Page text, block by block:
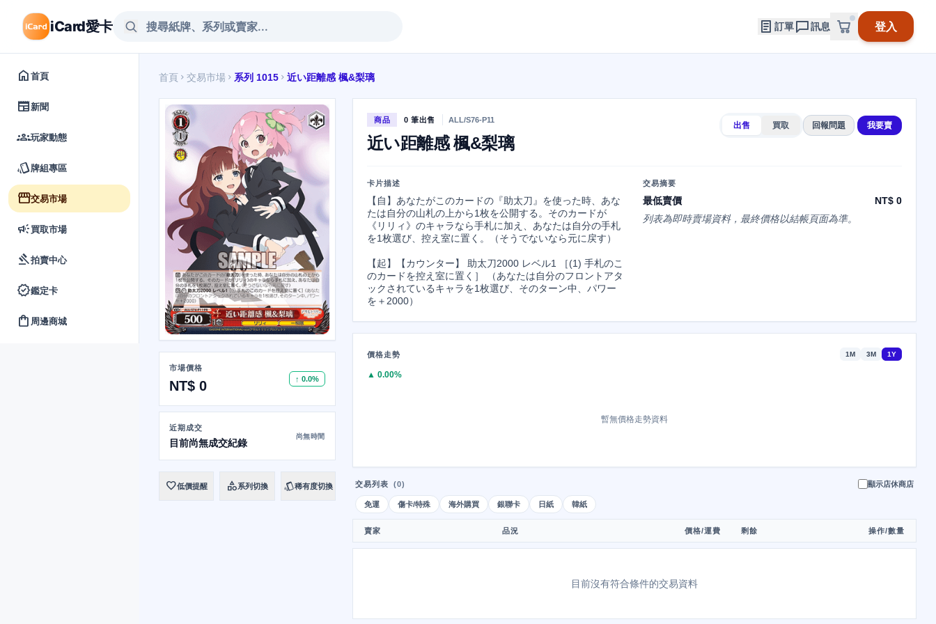
iCard愛卡 訂單 訊息 登入
home首頁
newspaper新聞
groups玩家動態
style牌組專區
storefront交易市場
campaign買取市場
gavel拍賣中心
verified鑑定卡
shopping_bag 周邊商城
首頁 chevron_right 交易市場 chevron_right 系列 1015 chevron_right 近い距離感 楓&梨璃
市場價格
NT$ 0 ↑ 0.0%
近期成交
目前尚無成交紀錄
尚無時間
favorite低價提醒 category系列切換 style稀有度切換
商品 0 筆出售 ALL/S76-P11
近い距離感 楓&梨璃
出售 買取 回報問題 我要賣
卡片描述
【自】あなたがこのカードの『助太刀』を使った時、あな
たは自分の山札の上から1枚を公開する。そのカードが
《リリィ》のキャラなら手札に加え、あなたは自分の手札
を1枚選び、控え室に置く。（そうでないなら元に戻す）
【起】【カウンター】 助太刀2000 レベル1 ［(1) 手札のこ
のカードを控え室に置く］ （あなたは自分のフロントアタ
ックされているキャラを1枚選び、そのターン中、パワー
を＋2000）
交易摘要
最低賣價
NT$ 0
列表為即時賣場資料，最終價格以結帳頁面為準。
價格走勢 1M 3M 1Y
▲ 0.00%
暫無價格走勢資料
交易列表 (0) 顯示店休商店
免運 傷卡/特殊 海外購買 銀聯卡 日紙 韓紙
賣家 品況 價格/運費 剩餘 操作/數量
目前沒有符合條件的交易資料